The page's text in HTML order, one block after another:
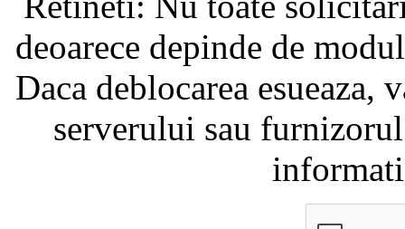
deoarece depinde de
Daca deblocarea
serverului sau